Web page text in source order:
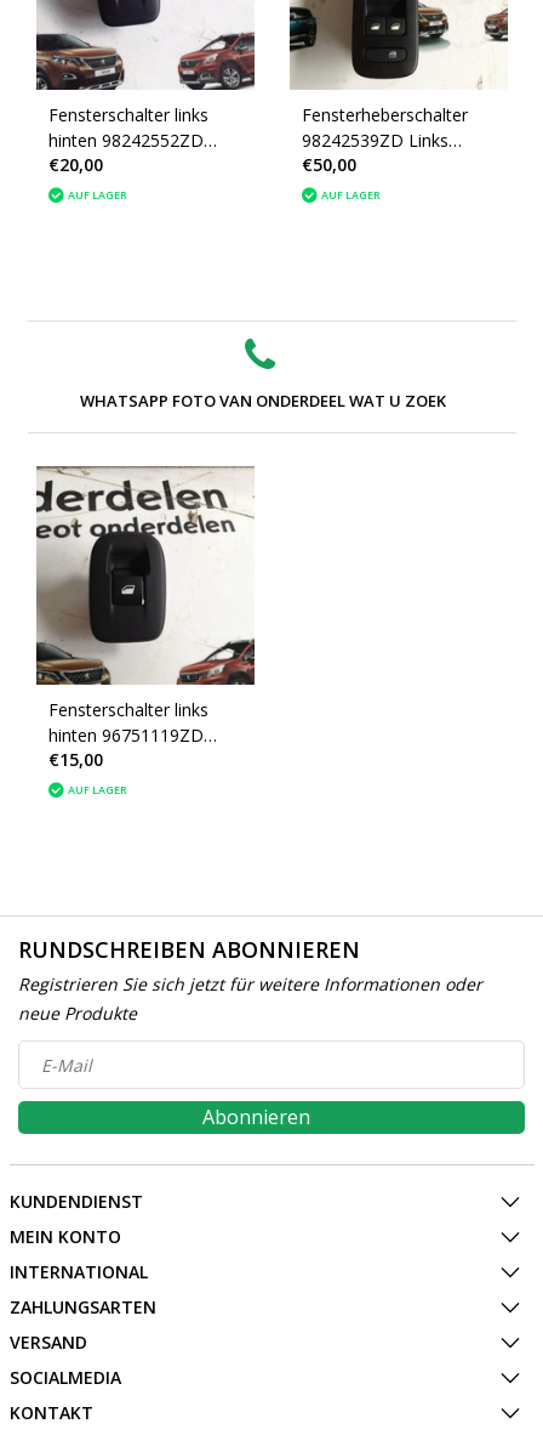
Fensterschalter links
hinten 98242552ZD
Peugeot 2008
€20,00
AUF LAGER
Fensterheberschalter
98242539ZD Links
vorne Peugeot 2008
€50,00
AUF LAGER
WHATSAPP FOTO VAN ONDERDEEL WAT U ZOEK
Fensterschalter links
hinten 96751119ZD
Peugeot 2008
€15,00
AUF LAGER
RUNDSCHREIBEN ABONNIEREN
Registrieren Sie sich jetzt für weitere Informationen oder
neue Produkte
Abonnieren
KUNDENDIENST
MEIN KONTO
INTERNATIONAL
ZAHLUNGSARTEN
VERSAND
SOCIALMEDIA
KONTAKT